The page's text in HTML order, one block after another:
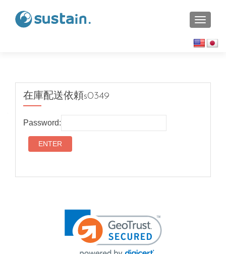
在庫配送依頼s0349
Password: